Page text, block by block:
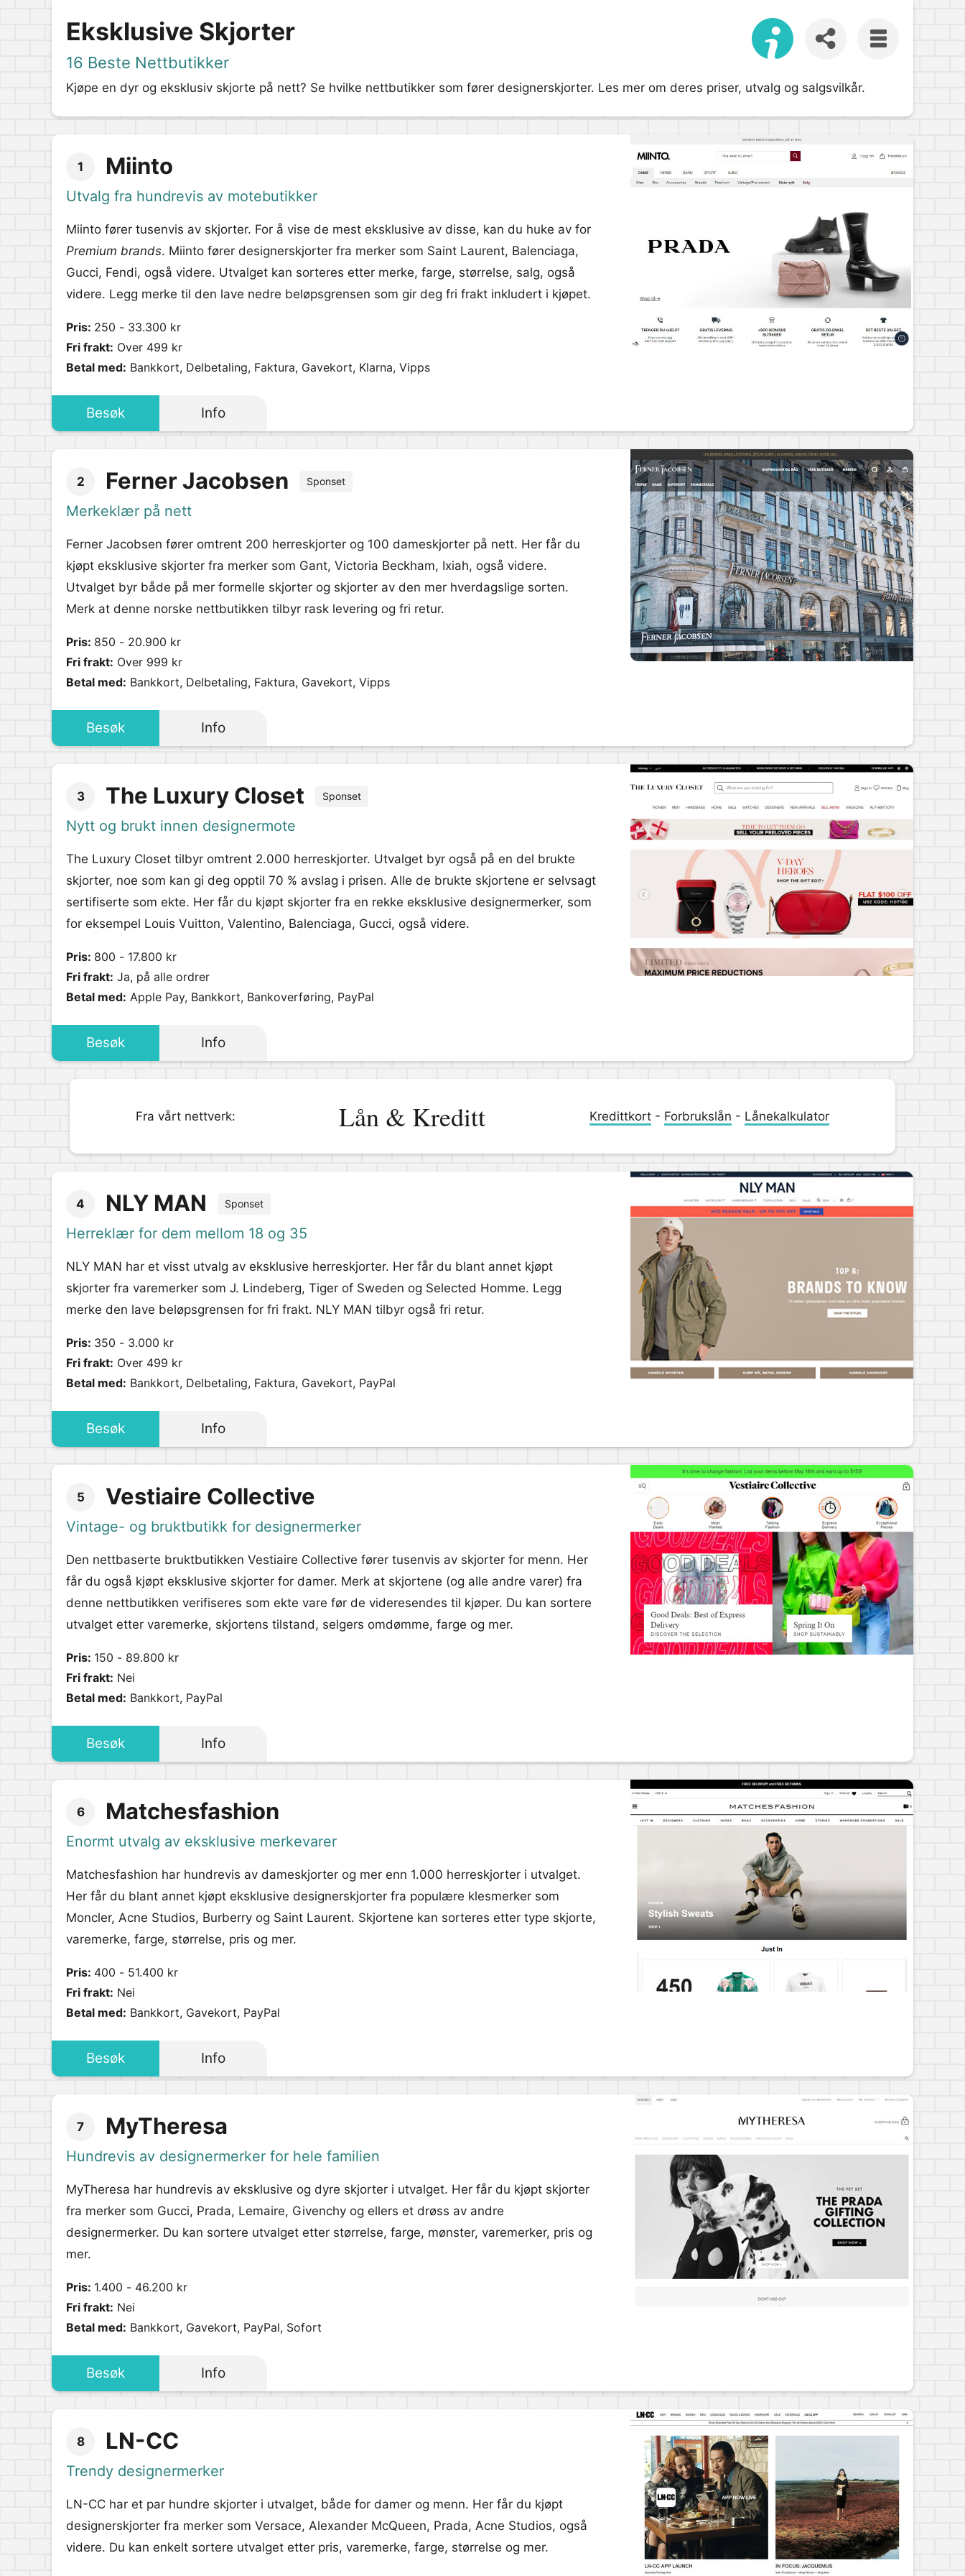
Eksklusive Skjorter
16 Beste Nettbutikker
Kjøpe en dyr og eksklusiv skjorte på nett? Se hvilke nettbutikker som fører designerskjorter. Les mer om deres priser, utvalg og salgsvilkår.
1 Miinto
Utvalg fra hundrevis av motebutikker
Miinto fører tusenvis av skjorter. For å vise de mest eksklusive av disse, kan du huke av for
Premium brands. Miinto fører designerskjorter fra merker som Saint Laurent, Balenciaga,
Gucci, Fendi, også videre. Utvalget kan sorteres etter merke, farge, størrelse, salg, også
videre. Legg merke til den lave nedre beløpsgrensen som gir deg fri frakt inkludert i kjøpet.
Pris: 250 - 33.300 kr
Fri frakt: Over 499 kr
Betal med: Bankkort, Delbetaling, Faktura, Gavekort, Klarna, Vipps
Besøk Info
2 Ferner Jacobsen Sponset
Merkeklær på nett
Ferner Jacobsen fører omtrent 200 herreskjorter og 100 dameskjorter på nett. Her får du
kjøpt eksklusive skjorter fra merker som Gant, Victoria Beckham, Ixiah, også videre.
Utvalget byr både på mer formelle skjorter og skjorter av den mer hverdagslige sorten.
Merk at denne norske nettbutikken tilbyr rask levering og fri retur.
Pris: 850 - 20.900 kr
Fri frakt: Over 999 kr
Betal med: Bankkort, Delbetaling, Faktura, Gavekort, Vipps
Besøk Info
3 The Luxury Closet Sponset
Nytt og brukt innen designermote
The Luxury Closet tilbyr omtrent 2.000 herreskjorter. Utvalget byr også på en del brukte
skjorter, noe som kan gi deg opptil 70 % avslag i prisen. Alle de brukte skjortene er selvsagt
sertifiserte som ekte. Her får du kjøpt skjorter fra en rekke eksklusive designermerker, som
for eksempel Louis Vuitton, Valentino, Balenciaga, Gucci, også videre.
Pris: 800 - 17.800 kr
Fri frakt: Ja, på alle ordrer
Betal med: Apple Pay, Bankkort, Bankoverføring, PayPal
Besøk Info
Fra vårt nettverk: Lån & Kreditt Kredittkort- Forbrukslån - Lånekalkulator
4 NLY MAN Sponset
Herreklær for dem mellom 18 og 35
NLY MAN har et visst utvalg av eksklusive herreskjorter. Her får du blant annet kjøpt
skjorter fra varemerker som J. Lindeberg, Tiger of Sweden og Selected Homme. Legg
merke den lave beløpsgrensen for fri frakt. NLY MAN tilbyr også fri retur.
Pris: 350 - 3.000 kr
Fri frakt: Over 499 kr
Betal med: Bankkort, Delbetaling, Faktura, Gavekort, PayPal
Besøk Info
5 Vestiaire Collective
Vintage- og bruktbutikk for designermerker
Den nettbaserte bruktbutikken Vestiaire Collective fører tusenvis av skjorter for menn. Her
får du også kjøpt eksklusive skjorter for damer. Merk at skjortene (og alle andre varer) fra
denne nettbutikken verifiseres som ekte vare før de videresendes til kjøper. Du kan sortere
utvalget etter varemerke, skjortens tilstand, selgers omdømme, farge og mer.
Pris: 150 - 89.800 kr
Fri frakt: Nei
Betal med: Bankkort, PayPal
Besøk Info
6 Matchesfashion
Enormt utvalg av eksklusive merkevarer
Matchesfashion har hundrevis av dameskjorter og mer enn 1.000 herreskjorter i utvalget.
Her får du blant annet kjøpt eksklusive designerskjorter fra populære klesmerker som
Moncler, Acne Studios, Burberry og Saint Laurent. Skjortene kan sorteres etter type skjorte,
varemerke, farge, størrelse, pris og mer.
Pris: 400 - 51.400 kr
Fri frakt: Nei
Betal med: Bankkort, Gavekort, PayPal
Besøk Info
7 MyTheresa
Hundrevis av designermerker for hele familien
MyTheresa har hundrevis av eksklusive og dyre skjorter i utvalget. Her får du kjøpt skjorter
fra merker som Gucci, Prada, Lemaire, Givenchy og ellers et drøss av andre
designermerker. Du kan sortere utvalget etter størrelse, farge, mønster, varemerker, pris og
mer.
Pris: 1.400 - 46.200 kr
Fri frakt: Nei
Betal med: Bankkort, Gavekort, PayPal, Sofort
Besøk Info
8 LN-CC
Trendy designermerker
LN-CC har et par hundre skjorter i utvalget, både for damer og menn. Her får du kjøpt
designerskjorter fra merker som Versace, Alexander McQueen, Prada, Acne Studios, også
videre. Du kan enkelt sortere utvalget etter pris, varemerke, farge, størrelse og mer.